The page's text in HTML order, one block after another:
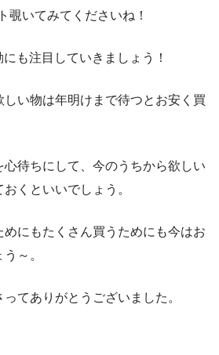
覗いてみてくださいね！
も注目していきましょう！
い物は年明けまで待つとお安く買
待ちにして、今のうちから欲しい
くといいでしょう。
にもたくさん買うためにも今はお
～。
てありがとうございました。